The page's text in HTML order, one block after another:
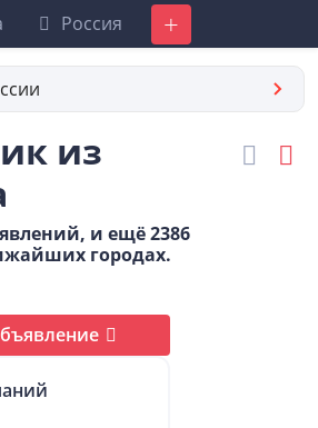
Россия Добавить
из
и ещё 2386
городах.